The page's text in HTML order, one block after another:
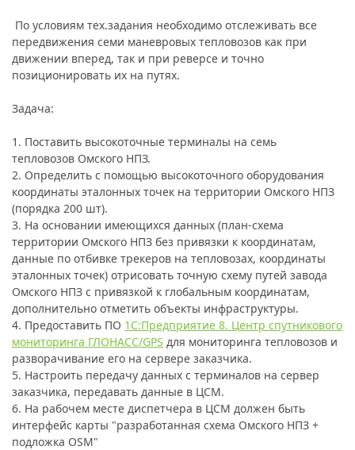
По условиям тех.задания необходимо отслеживать все
передвижения семи маневровых тепловозов как при
движении вперед, так и при реверсе и точно
позиционировать их на путях.
Задача:
1. Поставить высокоточные терминалы на семь
тепловозов Омского НПЗ.
2. Определить с помощью высокоточного оборудования
координаты эталонных точек на территории Омского НПЗ
(порядка 200 шт).
3. На основании имеющихся данных (план-схема
территории Омского НПЗ без привязки к координатам,
данные по отбивке трекеров на тепловозах, координаты
эталонных точек) отрисовать точную схему путей завода
Омского НПЗ с привязкой к глобальным координатам,
дополнительно отметить объекты инфраструктуры.
4. Предоставить ПО 1С:Предприятие 8. Центр спутникового
мониторинга ГЛОНАСС/GPS для мониторинга тепловозов и
разворачивание его на сервере заказчика.
5. Настроить передачу данных с терминалов на сервер
заказчика, передавать данные в ЦСМ.
6. На рабочем месте диспетчера в ЦСМ должен быть
интерфейс карты "разработанная схема Омского НПЗ +
подложка OSM"